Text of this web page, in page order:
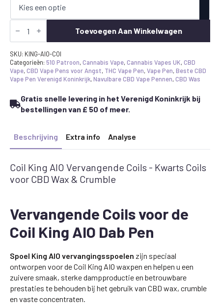
Coil
King
hoeveelheid
Toevoegen Aan Winkelwagen
SKU: KING-AIO-COI
Categorieën: 510 Patroon,Cannabis Vape,Cannabis Vapes UK,CBD
Vape,CBD Vape Pens voor Angst, THC Vape Pen,Vape Pen,Beste CBD
Vape Pen Verenigd Koninkrijk,Navulbare CBD Vape Pennen,CBD Was
Gratis snelle levering in het Verenigd Koninkrijk bij
bestellingen van £ 50 of meer.
Beschrijving Extra info Analyse
Coil King AIO Vervangende Coils - Kwarts Coils
voor CBD Wax & Crumble
Vervangende Coils voor de
Coil King AIO Dab Pen
Spoel King AIO vervangingsspoelen zijn speciaal
ontworpen voor de Coil King AIO waxpen en helpen u een
zuivere smaak, sterke dampproductie en betrouwbare
prestaties te behouden bij het gebruik van CBD wax, crumble
en vaste concentraten.